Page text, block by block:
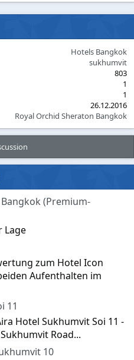
Hotels Bangkok
sukhumvit
803
1
1
26.12.2016
Royal Orchid Sheraton Bangkok
(Premium-
Lage
zum Hotel Icon
Aufenthalten im
11
Hotel Sukhumvit Soi 11 -
Road...
10